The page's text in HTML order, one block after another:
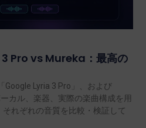
Pro vs Mureka：最高の
Google Lyria 3 Pro」、および
カル、楽器、実際の楽曲構成を用
れぞれの音質を比較・検証して